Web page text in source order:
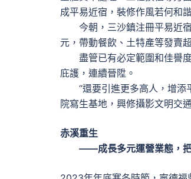
成平易近宿，裝修作風若何和
今朝，三沙鎮注冊平易近宿
元，帶動餐飲、土特產等發賣
盡管已有必定範圍和佳譽度
庇護，連續晉陞。
“還要引進更多高人，增添
院寫生基地，興修攝影文明交
赤溪重生
——成長多元運營業態，把